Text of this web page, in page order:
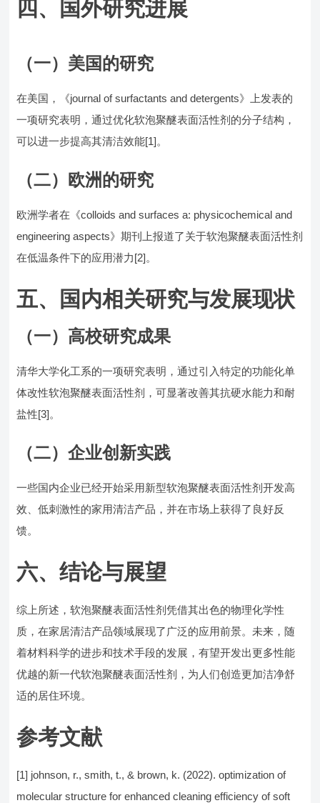
四、国外研究进展
（一）美国的研究
在美国，《journal of surfactants and detergents》上发表的
一项研究表明，通过优化软泡聚醚表面活性剂的分子结构，
可以进一步提高其清洁效能[1]。
（二）欧洲的研究
欧洲学者在《colloids and surfaces a: physicochemical and
engineering aspects》期刊上报道了关于软泡聚醚表面活性剂
在低温条件下的应用潜力[2]。
五、国内相关研究与发展现状
（一）高校研究成果
清华大学化工系的一项研究表明，通过引入特定的功能化单
体改性软泡聚醚表面活性剂，可显著改善其抗硬水能力和耐
盐性[3]。
（二）企业创新实践
一些国内企业已经开始采用新型软泡聚醚表面活性剂开发高
效、低刺激性的家用清洁产品，并在市场上获得了良好反
馈。
六、结论与展望
综上所述，软泡聚醚表面活性剂凭借其出色的物理化学性
质，在家居清洁产品领域展现了广泛的应用前景。未来，随
着材料科学的进步和技术手段的发展，有望开发出更多性能
优越的新一代软泡聚醚表面活性剂，为人们创造更加洁净舒
适的居住环境。
参考文献
[1] johnson, r., smith, t., & brown, k. (2022). optimization of
molecular structure for enhanced cleaning efficiency of soft